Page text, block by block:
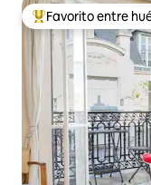
Favorito entre
Favorito entre